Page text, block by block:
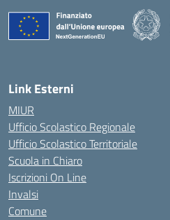
Link Esterni
MIUR
Ufficio Scolastico Regionale
Ufficio Scolastico Territoriale
Scuola in Chiaro
Iscrizioni On Line
Invalsi
Comune